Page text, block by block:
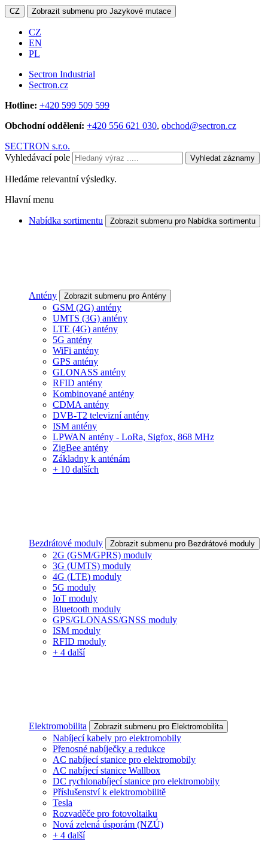
CZ Zobrazit submenu pro Jazykové mutace
CZ
EN
PL
Sectron Industrial
Sectron.cz
Hotline: +420 599 509 599
Obchodní oddělení: +420 556 621 030, obchod@sectron.cz
SECTRON s.r.o.
Vyhledávací pole
Vyhledat záznamy
Hledáme relevantní výsledky.
Hlavní menu
Nabídka sortimentu Zobrazit submenu pro Nabídka sortimentu
Antény Zobrazit submenu pro Antény
GSM (2G) antény
UMTS (3G) antény
LTE (4G) antény
5G antény
WiFi antény
GPS antény
GLONASS antény
RFID antény
Kombinované antény
CDMA antény
DVB-T2 televizní antény
ISM antény
LPWAN antény - LoRa, Sigfox, 868 MHz
ZigBee antény
Základny k anténám
+ 10 dalších
Bezdrátové moduly Zobrazit submenu pro Bezdrátové moduly
2G (GSM/GPRS) moduly
3G (UMTS) moduly
4G (LTE) moduly
5G moduly
IoT moduly
Bluetooth moduly
GPS/GLONASS/GNSS moduly
ISM moduly
RFID moduly
+ 4 další
Elektromobilita Zobrazit submenu pro Elektromobilita
Nabíjecí kabely pro elektromobily
Přenosné nabíječky a redukce
AC nabíjecí stanice pro elektromobily
AC nabíjecí stanice Wallbox
DC rychlonabíjecí stanice pro elektromobily
Příslušenství k elektromobilitě
Tesla
Rozvaděče pro fotovoltaiku
Nová zelená úsporám (NZÚ)
+ 4 další